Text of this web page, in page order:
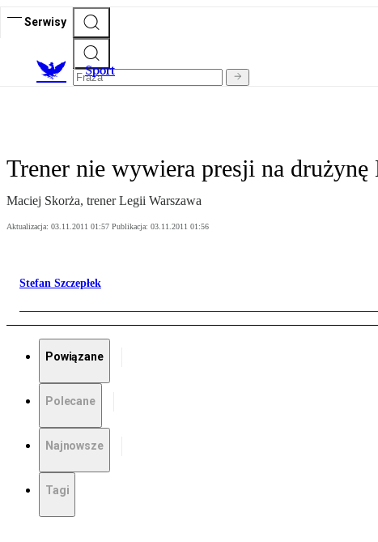
Serwisy
Sport
Trener nie wywiera presji na
Maciej Skorża, trener Legii Warszawa
Aktualizacja: 03.11.2011 01:57 Publikacja: 03.11.2011 01:56
Stefan Szczepłek
Powiązane
Polecane
Najnowsze
Tagi